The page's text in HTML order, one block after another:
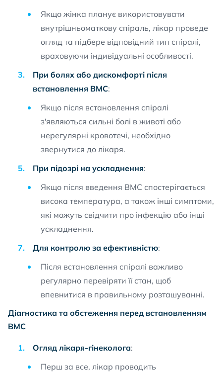
Якщо жінка планує використовувати
внутрішньоматкову спіраль, лікар проведе
огляд та підбере відповідний тип спіралі,
враховуючи індивідуальні особливості.
При болях або дискомфорті після
встановлення ВМС:
Якщо після встановлення спіралі
з'являються сильні болі в животі або
нерегулярні кровотечі, необхідно
звернутися до лікаря.
При підозрі на ускладнення:
Якщо після введення ВМС спостерігається
висока температура, а також інші симптоми,
які можуть свідчити про інфекцію або інші
ускладнення.
Для контролю за ефективністю:
Після встановлення спіралі важливо
регулярно перевіряти її стан, щоб
впевнитися в правильному розташуванні.
Діагностика та обстеження перед встановленням
ВМС
Огляд лікаря-гінеколога:
Перш за все, лікар проводить